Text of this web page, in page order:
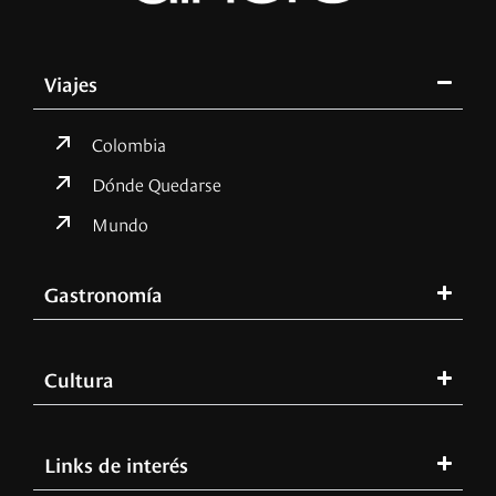
Viajes
Colombia
Dónde Quedarse
Mundo
Gastronomía
Cultura
Links de interés